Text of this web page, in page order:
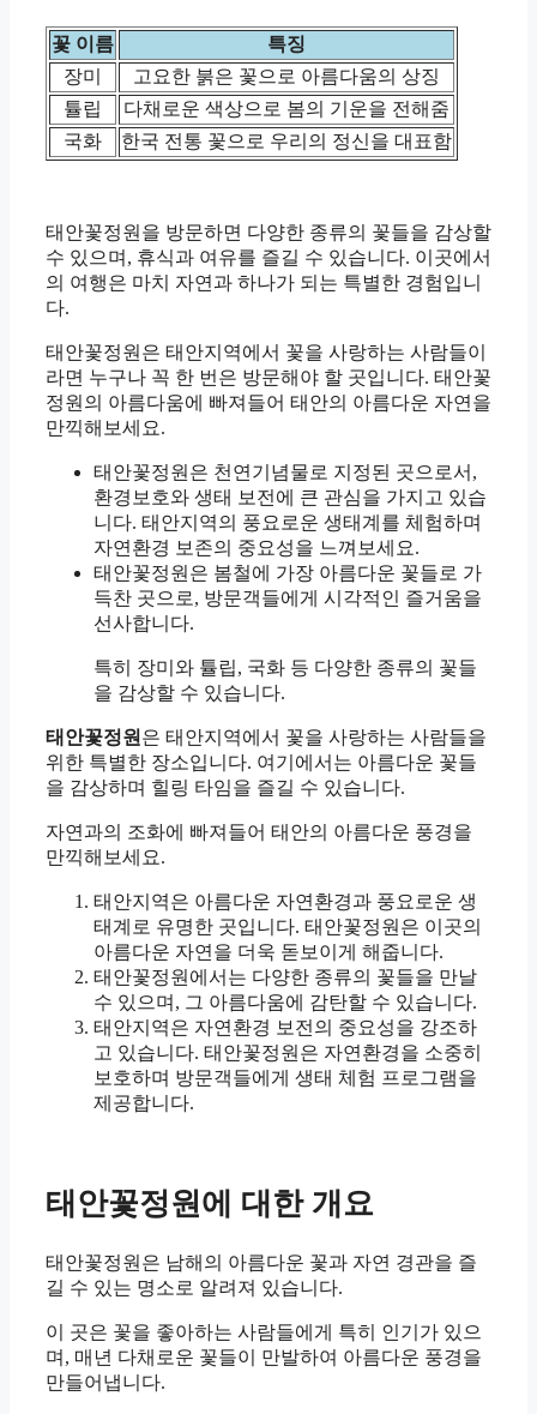
꽃 이름
특징
장미
고요한 붉은 꽃으로 아름다움의 상징
튤립
다채로운 색상으로 봄의 기운을 전해줌
국화
한국 전통 꽃으로 우리의 정신을 대표함
태안꽃정원을 방문하면 다양한 종류의 꽃들을 감상할
수 있으며, 휴식과 여유를 즐길 수 있습니다. 이곳에서
의 여행은 마치 자연과 하나가 되는 특별한 경험입니
다.
태안꽃정원은 태안지역에서 꽃을 사랑하는 사람들이
라면 누구나 꼭 한 번은 방문해야 할 곳입니다. 태안꽃
정원의 아름다움에 빠져들어 태안의 아름다운 자연을
만끽해보세요.
태안꽃정원은 천연기념물로 지정된 곳으로서,
환경보호와 생태 보전에 큰 관심을 가지고 있습
니다. 태안지역의 풍요로운 생태계를 체험하며
자연환경 보존의 중요성을 느껴보세요.
태안꽃정원은 봄철에 가장 아름다운 꽃들로 가
득찬 곳으로, 방문객들에게 시각적인 즐거움을
선사합니다.
특히 장미와 튤립, 국화 등 다양한 종류의 꽃들
을 감상할 수 있습니다.
태안꽃정원 은 태안지역에서 꽃을 사랑하는 사람들을
위한 특별한 장소입니다. 여기에서는 아름다운 꽃들
을 감상하며 힐링 타임을 즐길 수 있습니다.
자연과의 조화에 빠져들어 태안의 아름다운 풍경을
만끽해보세요.
태안지역은 아름다운 자연환경과 풍요로운 생
태계로 유명한 곳입니다. 태안꽃정원은 이곳의
아름다운 자연을 더욱 돋보이게 해줍니다.
태안꽃정원에서는 다양한 종류의 꽃들을 만날
수 있으며, 그 아름다움에 감탄할 수 있습니다.
태안지역은 자연환경 보전의 중요성을 강조하
고 있습니다. 태안꽃정원은 자연환경을 소중히
보호하며 방문객들에게 생태 체험 프로그램을
제공합니다.
태안꽃정원에 대한 개요
태안꽃정원은 남해의 아름다운 꽃과 자연 경관을 즐
길 수 있는 명소로 알려져 있습니다.
이 곳은 꽃을 좋아하는 사람들에게 특히 인기가 있으
며, 매년 다채로운 꽃들이 만발하여 아름다운 풍경을
만들어냅니다.